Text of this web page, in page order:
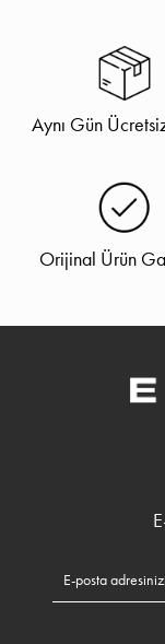
Aynı Gün
Orijinal Ürün